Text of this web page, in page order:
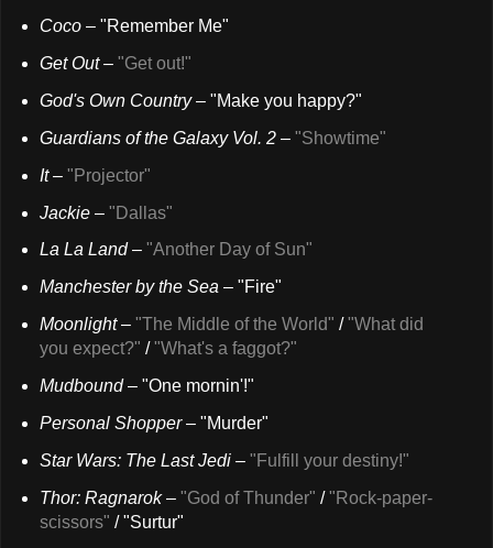
Coco – "Remember Me"
Get Out– "Get out!"
God's Own Country– "Make you happy?"
Guardians of the Galaxy Vol. 2 – "Showtime"
It– "Projector"
Jackie – "Dallas"
La La Land– "Another Day of Sun"
Manchester by the Sea – "Fire"
Moonlight– "The Middle of the World" /"What did
you expect?" /"What's a faggot?"
Mudbound– "One mornin'!"
Personal Shopper– "Murder"
Star Wars: The Last Jedi – "Fulfill your destiny!"
Thor: Ragnarok– "God of Thunder" /"Rock-paper-
scissors" / "Surtur"